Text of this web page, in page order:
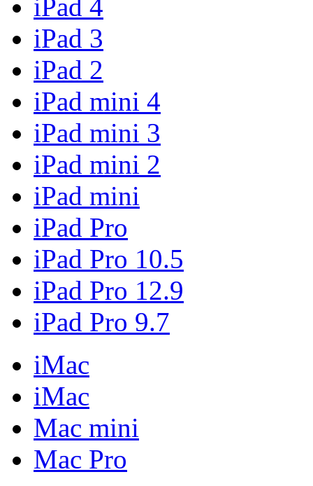
iPad 4
iPad 3
iPad 2
iPad mini 4
iPad mini 3
iPad mini 2
iPad mini
iPad Pro
iPad Pro 10.5
iPad Pro 12.9
iPad Pro 9.7
iMac
iMac
Mac mini
Mac Pro